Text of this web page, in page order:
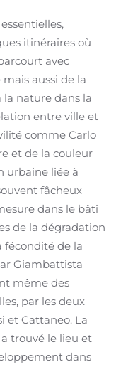
itinéraires où
avec
mais aussi de la
nature dans la
entre ville et
comme Carlo
et de la couleur
urbaine liée à
fâcheux
dans le bâti
de la dégradation
fécondité de la
Giambattista
même des
par les deux
et Cattaneo. La
trouvé le lieu et
dans